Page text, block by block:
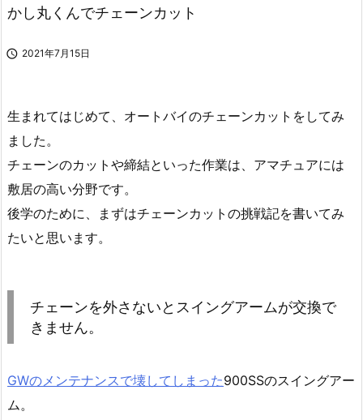
かし丸くんでチェーンカット
 2021年7月15日
生まれてはじめて、オートバイのチェーンカットをしてみ
ました。
チェーンのカットや締結といった作業は、アマチュアには
敷居の高い分野です。
後学のために、まずはチェーンカットの挑戦記を書いてみ
たいと思います。
チェーンを外さないとスイングアームが交換で
きません。
GWのメンテナンスで壊してしまった900SSのスイングアー
ム。